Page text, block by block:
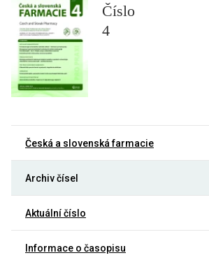
Číslo
4
Česká a slovenská farmacie
Archiv čísel
Aktuální číslo
Informace o časopisu